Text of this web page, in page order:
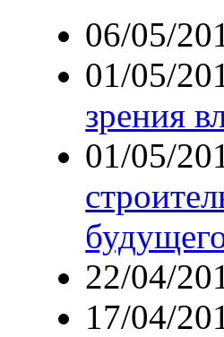
06/05/
01/05/
зрения
01/05/
22/04/
17/04/